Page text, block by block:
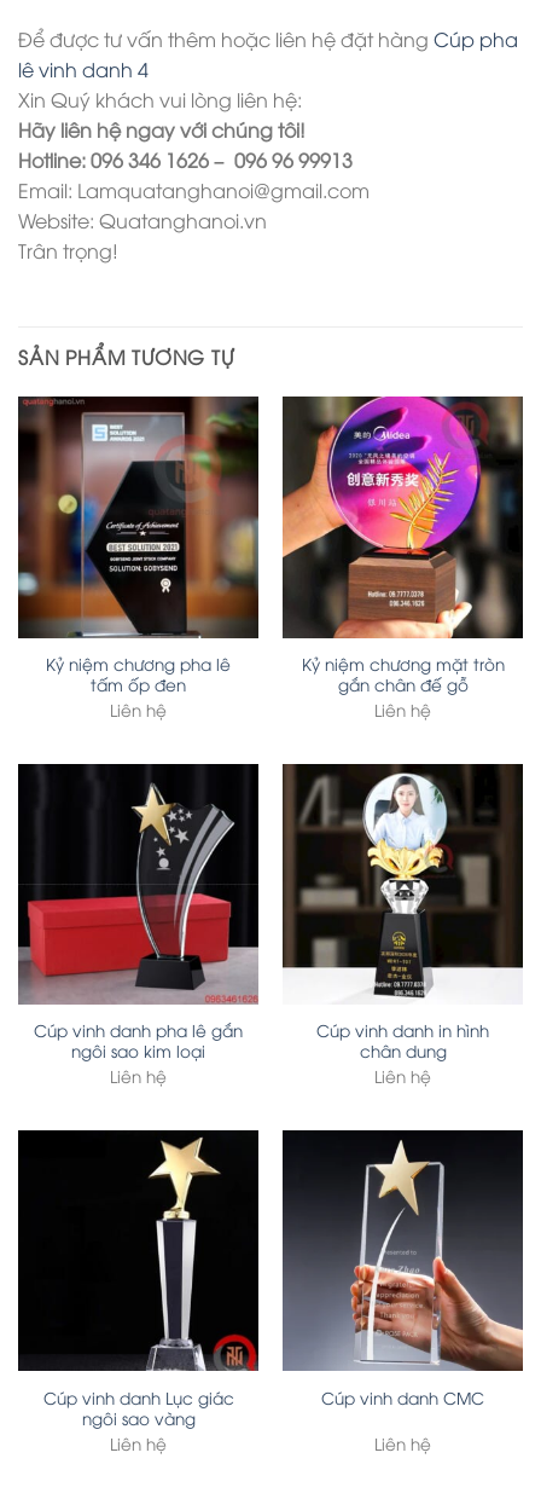
Để được tư vấn thêm hoặc liên hệ đặt hàng Cúp pha
lê vinh danh 4
Xin Quý khách vui lòng liên hệ:
Hãy liên hệ ngay với chúng tôi!
Hotline: 096 346 1626 – 096 96 99913
Email: Lamquatanghanoi@gmail.com
Website: Quatanghanoi.vn
Trân trọng!
SẢN PHẨM TƯƠNG TỰ
Kỷ niệm chương pha lê
tấm ốp đen
Liên hệ
Kỷ niệm chương mặt tròn
gắn chân đế gỗ
Liên hệ
Cúp vinh danh pha lê gắn
ngôi sao kim loại
Liên hệ
Cúp vinh danh in hình
chân dung
Liên hệ
Cúp vinh danh Lục giác
ngôi sao vàng
Liên hệ
Cúp vinh danh CMC
Liên hệ